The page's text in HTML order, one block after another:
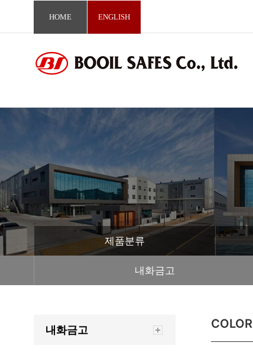
HOME ENGLISH
제품분류
내화금고
내화금고 COLOR